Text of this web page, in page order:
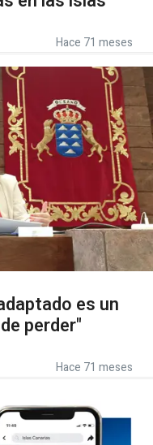
Hace 71 meses
es un
perder"
Hace 71 meses